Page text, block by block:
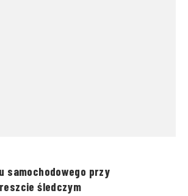
samochodowego przy
śledczym